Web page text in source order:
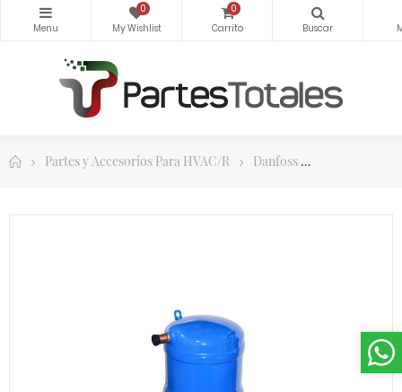
0 0
Partes y Accesorios Para HVAC/R Danfoss